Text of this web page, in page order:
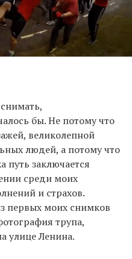
бы. Не потому что
великолепной
людей, а потому что
путь заключается
среди моих
и страхов.
первых моих снимков
трупа,
улице Ленина.